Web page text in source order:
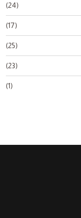
(24)
(17)
(25)
(23)
(1)